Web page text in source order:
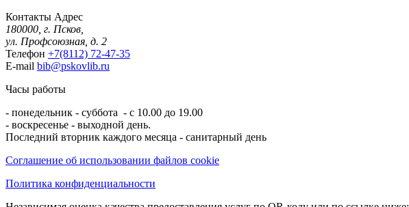
Контакты Адрес
180000, г. Псков,
ул. Профсоюзная, д. 2
Телефон +7(8112) 72-47-35
E-mail bib@pskovlib.ru
Часы работы
- понедельник - суббота - с 10.00 до 19.00
- воскресенье - выходной день.
Последний вторник каждого месяца - санитарный день
Соглашение об использовании файлов cookie
Политика конфиденциальности